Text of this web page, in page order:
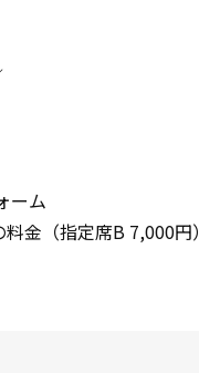
ーム
金（指定席B 7,000円）